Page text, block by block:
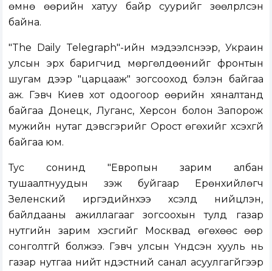
өмнө өөрийн хатуу байр суурийг зөөлрүүлсэн
байна.
"The Daily Telegraph"-ийн мэдээлснээр, Украин
улсын эрх баригчид мөргөлдөөнийг фронтын
шугам дээр "царцааж" зогсооход бэлэн байгаа
аж. Гэвч Киев хот одоогоор өөрийн хяналтанд
байгаа Донецк, Луганс, Херсон болон Запорож
мужийн нутаг дэвсгэрийг Орост өгөхийг хүсэхгүй
байгаа юм.
Тус сонинд "Европын зарим албан
тушаалтнуудын үзэж буйгаар Ерөнхийлөгч
Зеленский иргэдийнхээ хүсэлд нийцүүлэн,
байлдааны ажиллагааг зогсоохын тулд газар
нутгийн зарим хэсгийг Москвад өгөхөөс өөр
сонголтгүй болжээ. Гэвч улсын Үндсэн хууль нь
газар нутгаа нийт үндэстний санал асуулгагүйгээр